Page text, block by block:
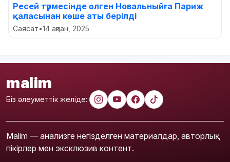
Ресей түрмесінде өлген Новальныйға Париж
қаласынан көше аты берілді
Саясат•14 ақпан, 2025
malim
Біз әлеуметтік желіде:
Malim — анализге негізделген материалдар, авторлық
пікірлер мен эксклюзив контент.